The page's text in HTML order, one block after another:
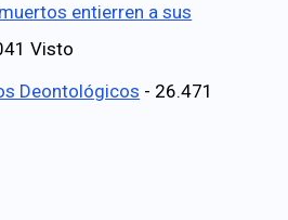
entierren a sus
Visto
Deontológicos - 26.471